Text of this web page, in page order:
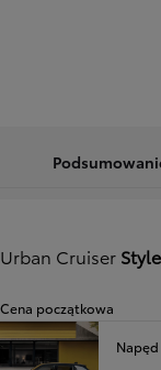
Urban Cruiser Style
Cena początkowa
Napęd